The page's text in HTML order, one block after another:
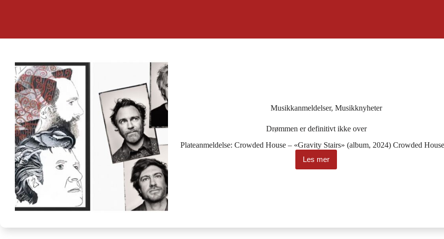
Musikkanmeldelser, Musikknyheter
Drømmen er definitivt ikke over
Plateanmeldelse: Crowded House – «Gravity Stairs» (album, 2024) Crowded
Les merDrømmen
er